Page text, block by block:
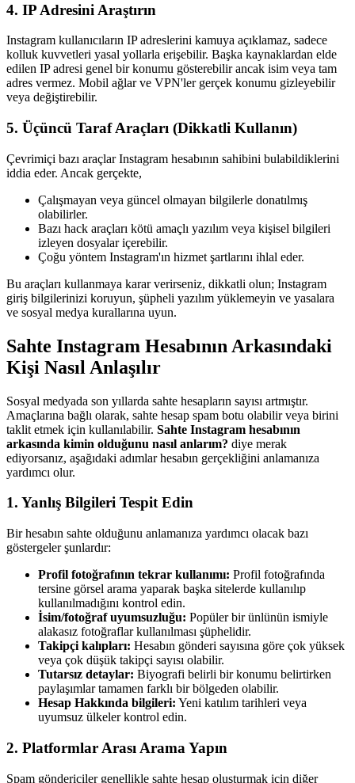
4. IP Adresini Araştırın
Instagram kullanıcıların IP adreslerini kamuya açıklamaz, sadece
kolluk kuvvetleri yasal yollarla erişebilir. Başka kaynaklardan elde
edilen IP adresi genel bir konumu gösterebilir ancak isim veya tam
adres vermez. Mobil ağlar ve VPN'ler gerçek konumu gizleyebilir
veya değiştirebilir.
5. Üçüncü Taraf Araçları (Dikkatli Kullanın)
Çevrimiçi bazı araçlar Instagram hesabının sahibini bulabildiklerini
iddia eder. Ancak gerçekte,
Çalışmayan veya güncel olmayan bilgilerle donatılmış
olabilirler.
Bazı hack araçları kötü amaçlı yazılım veya kişisel bilgileri
izleyen dosyalar içerebilir.
Çoğu yöntem Instagram'ın hizmet şartlarını ihlal eder.
Bu araçları kullanmaya karar verirseniz, dikkatli olun; Instagram
giriş bilgilerinizi koruyun, şüpheli yazılım yüklemeyin ve yasalara
ve sosyal medya kurallarına uyun.
Sahte Instagram Hesabının Arkasındaki
Kişi Nasıl Anlaşılır
Sosyal medyada son yıllarda sahte hesapların sayısı artmıştır.
Amaçlarına bağlı olarak, sahte hesap spam botu olabilir veya birini
taklit etmek için kullanılabilir. Sahte Instagram hesabının
arkasında kimin olduğunu nasıl anlarım? diye merak
ediyorsanız, aşağıdaki adımlar hesabın gerçekliğini anlamanıza
yardımcı olur.
1. Yanlış Bilgileri Tespit Edin
Bir hesabın sahte olduğunu anlamanıza yardımcı olacak bazı
göstergeler şunlardır:
Profil fotoğrafının tekrar kullanımı: Profil fotoğrafında
tersine görsel arama yaparak başka sitelerde kullanılıp
kullanılmadığını kontrol edin.
İsim/fotoğraf uyumsuzluğu: Popüler bir ünlünün ismiyle
alakasız fotoğraflar kullanılması şüphelidir.
Takipçi kalıpları: Hesabın gönderi sayısına göre çok yüksek
veya çok düşük takipçi sayısı olabilir.
Tutarsız detaylar: Biyografi belirli bir konumu belirtirken
paylaşımlar tamamen farklı bir bölgeden olabilir.
Hesap Hakkında bilgileri: Yeni katılım tarihleri veya
uyumsuz ülkeler kontrol edin.
2. Platformlar Arası Arama Yapın
Spam göndericiler genellikle sahte hesap oluşturmak için diğer